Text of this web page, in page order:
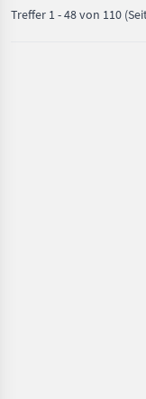
Treffer 1-48von 110